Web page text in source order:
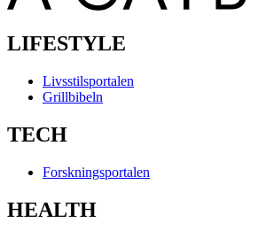
LIFESTYLE
Livsstilsportalen
Grillbibeln
TECH
Forskningsportalen
HEALTH